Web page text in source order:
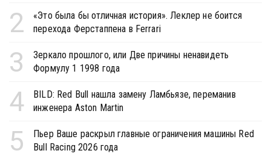
2
«Это была бы отличная история». Леклер не боится
перехода Ферстаппена в Ferrari
3
Зеркало прошлого, или Две причины ненавидеть
Формулу 1 1998 года
4
BILD: Red Bull нашла замену Ламбьязе, переманив
инженера Aston Martin
5
Пьер Ваше раскрыл главные ограничения машины Red
Bull Racing 2026 года